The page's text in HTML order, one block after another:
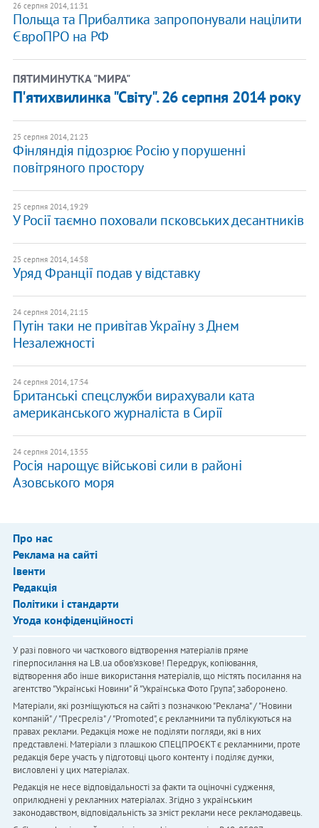
26 серпня 2014, 11:31
Польща та Прибалтика запропонували націлити
ЄвроПРО на РФ
ПЯТИМИНУТКА "МИРА"
П'ятихвилинка "Світу". 26 серпня 2014 року
25 серпня 2014, 21:23
Фінляндія підозрює Росію у порушенні
повітряного простору
25 серпня 2014, 19:29
У Росії таємно поховали псковських десантників
25 серпня 2014, 14:58
Уряд Франції подав у відставку
24 серпня 2014, 21:15
Путін таки не привітав Україну з Днем
Незалежності
24 серпня 2014, 17:54
Британські спецслужби вирахували ката
американського журналіста в Сирії
24 серпня 2014, 13:55
Росія нарощує військові сили в районі
Азовського моря
Про нас
Реклама на сайті
Івенти
Редакція
Політики і стандарти
Угода конфіденційності
У разі повного чи часткового відтворення матеріалів пряме
гіперпосилання на LB.ua обов'язкове! Передрук, копіювання,
відтворення або інше використання матеріалів, що містять посилання на
агентство "Українськi Новини" й "Українська Фото Група", заборонено.
Матеріали, які розміщуються на сайті з позначкою "Реклама" / "Новини
компаній" / "Пресреліз" / "Promoted", є рекламними та публікуються на
правах реклами. Редакція може не поділяти погляди, які в них
представлені. Матеріали з плашкою СПЕЦПРОЄКТ є рекламними, проте
редакція бере участь у підготовці цього контенту і поділяє думки,
висловлені у цих матеріалах.
Редакція не несе відповідальності за факти та оціночні судження,
оприлюднені у рекламних матеріалах. Згідно з українським
законодавством, відповідальність за зміст реклами несе рекламодавець.